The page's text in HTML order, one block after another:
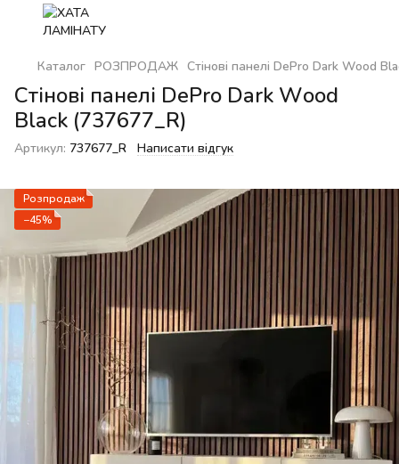
Каталог РОЗПРОДАЖ Стінові панелі DePro Dark Wood
Стінові панелі DePro Dark Wood
Black (737677_R)
Артикул: 737677_R Написати відгук
Розпродаж
−45%